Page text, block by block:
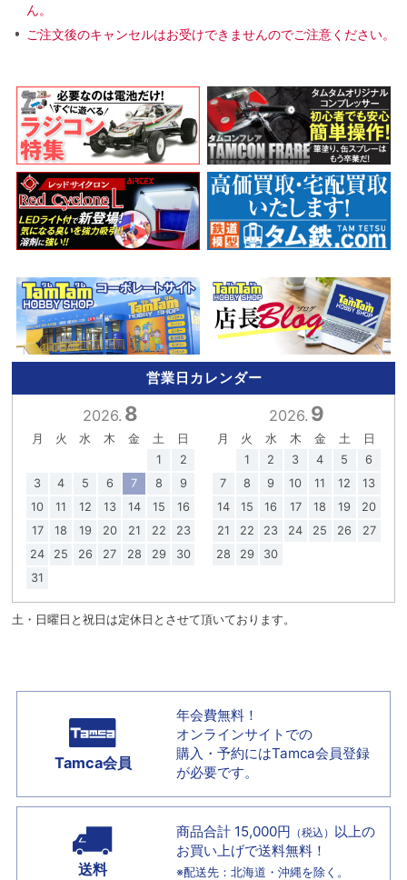
ん。
ご注文後のキャンセルはお受けできませんのでご注意ください。
営業日カレンダー
2026. 8
月 火 水 木 金 土
日
1
2
3
4 5 6 7 8
9
10
11 12 13 14 15
16
17
18 19 20 21 22
23
24
25 26 27 28 29
30
31
2026. 9
月 火 水 木 金 土
日
1
2 3 4 5
6
7
8 9 10 11 12
13
14
15 16 17 18 19
20
21
22 23 24 25 26
27
28
29 30
土・日曜日と祝日は定休日とさせて頂いております。
Tamca会員
年会費無料！
オンラインサイトでの
購入・予約にはTamca会員登録
が必要です。
送料
商品合計 15,000円 （税込） 以上の
お買い上げで送料無料！
※配送先：北海道・沖縄を除く。